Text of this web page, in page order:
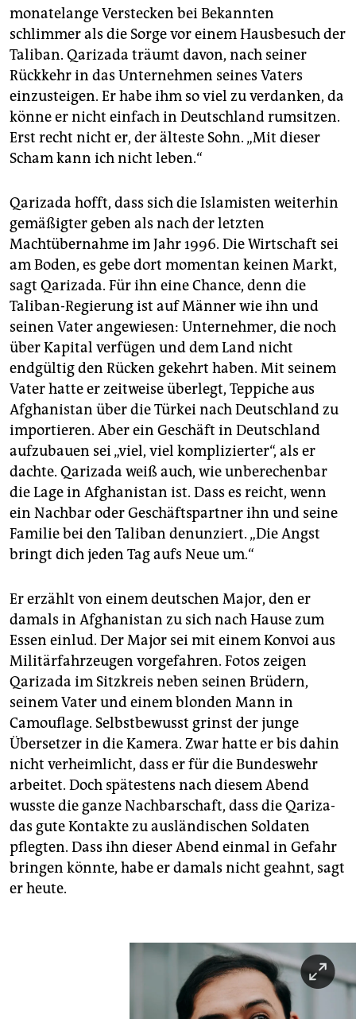
monatelange Verstecken bei Bekannten
schlimmer als die Sorge vor einem Hausbesuch der
Taliban. Qarizada träumt davon, nach seiner
Rückkehr in das Unternehmen seines Vaters
einzusteigen. Er habe ihm so viel zu verdanken, da
könne er nicht einfach in Deutschland rumsitzen.
Erst recht nicht er, der älteste Sohn. „Mit dieser
Scham kann ich nicht leben.“
Qarizada hofft, dass sich die Islamisten weiterhin
gemäßigter geben als nach der letzten
Machtübernahme im Jahr 1996. Die Wirtschaft sei
am Boden, es gebe dort momentan keinen Markt,
sagt Qarizada. Für ihn eine Chance, denn die
Taliban-Regierung ist auf Männer wie ihn und
seinen Vater angewiesen: Unternehmer, die noch
über Kapital verfügen und dem Land nicht
endgültig den Rücken gekehrt haben. Mit seinem
Vater hatte er zeitweise überlegt, Teppiche aus
Afghanistan über die Türkei nach Deutschland zu
importieren. Aber ein Geschäft in Deutschland
aufzubauen sei „viel, viel komplizierter“, als er
dachte. Qarizada weiß auch, wie unberechenbar
die Lage in Afghanistan ist. Dass es reicht, wenn
ein Nachbar oder Geschäftspartner ihn und seine
Familie bei den Taliban denunziert. „Die Angst
bringt dich jeden Tag aufs Neue um.“
Er erzählt von einem deutschen Major, den er
damals in Afghanistan zu sich nach Hause zum
Essen einlud. Der Major sei mit einem Konvoi aus
Militärfahrzeugen vorgefahren. Fotos zeigen
Qarizada im Sitzkreis neben seinen Brüdern,
seinem Vater und einem blonden Mann in
Camouflage. Selbstbewusst grinst der junge
Übersetzer in die Kamera. Zwar hatte er bis dahin
nicht verheimlicht, dass er für die Bundeswehr
arbeitet. Doch spätestens nach diesem Abend
wusste die ganze Nachbarschaft, dass die Qari­za­
das gute Kontakte zu ausländischen Soldaten
pflegten. Dass ihn dieser Abend einmal in Gefahr
bringen könnte, habe er damals nicht geahnt, sagt
er heute.